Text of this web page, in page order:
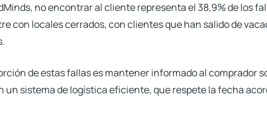
no encontrar al cliente representa el 38,9% de los
con locales cerrados, con clientes que han salido de
de estas fallas es mantener informado al comprador
un sistema de logística eficiente, que respete la fecha